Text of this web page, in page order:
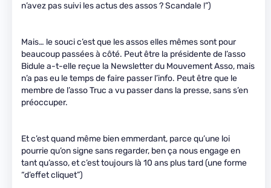
n’avez pas suivi les actus des assos ? Scandale !”)
Mais… le souci c’est que les assos elles mêmes sont pour
beaucoup passées à côté. Peut être la présidente de l’asso
Bidule a-t-elle reçue la Newsletter du Mouvement Asso, mais
n’a pas eu le temps de faire passer l’info. Peut être que le
membre de l’asso Truc a vu passer dans la presse, sans s’en
préoccuper.
Et c’est quand même bien emmerdant, parce qu’une loi
pourrie qu’on signe sans regarder, ben ça nous engage en
tant qu’asso, et c’est toujours là 10 ans plus tard (une forme
“d’effet cliquet”)